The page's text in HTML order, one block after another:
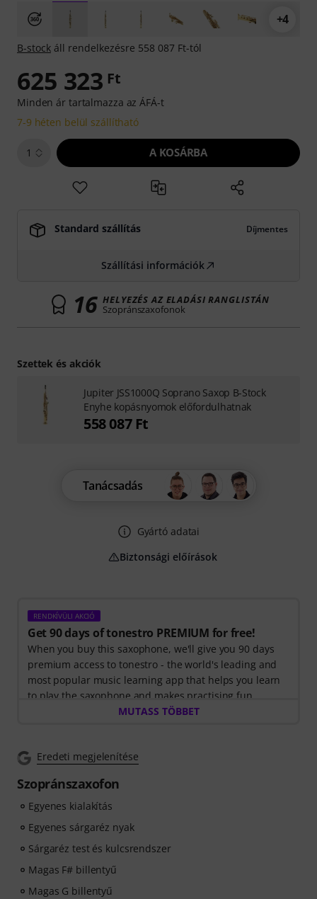
+4
RENDKÍVÜLI AKCIÓ
Get 90 days of tonestro PREMIUM for free!
When you buy this saxophone, we'll give you 90 days
premium access to tonestro - the world's leading and
most popular music learning app that helps you learn
to play the saxophone and makes practising fun.
Discover the world of music with60 interactive step-
The interactive live feedback from tonestro listens to
immediately gives you feedback on pitch and rhythm.
Take the opportunity now to develop your saxophone
skills flexibly, effectively and enjoyably - anytime,
anywhere. No automatic renewal!
MUTASS TÖBBET
Eredeti megjelenítése
Szopránszaxofon
Egyenes kialakítás
Egyenes sárgaréz nyak
Sárgaréz test és kulcsrendszer
Magas F# billentyű
Magas G billentyű
B-stock áll rendelkezésre 558 087 Ft-tól
625 323 Ft
Minden ár tartalmazza az ÁFÁ-t
7-9 héten belül szállítható
1 A KOSÁRBA
Standard szállítás Díjmentes
Szállítási információk
16 HELYEZÉS AZ ELADÁSI RANGLISTÁN
Szopránszaxofonok
Tanácsadás
Gyártó adatai
Biztonsági előírások
Szettek és akciók
Jupiter JSS1000Q Soprano Saxop B-Stock
Enyhe kopásnyomok előfordulhatnak
558 087 Ft